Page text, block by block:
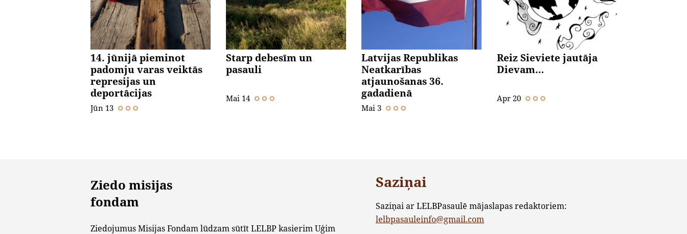
14. jūnijā pieminot
padomju varas veiktās
represijas un
deportācijas
Jūn 13
Starp debesīm un
pasauli
Mai 14
Latvijas Republikas
Neatkarības
atjaunošanas 36.
gadadienā
Mai 3
Reiz Sieviete jautāja
Dievam…
Apr 20
Ziedo misijas
fondam
Ziedojumus Misijas Fondam lūdzam sūtīt LELBP kasierim Uģim
Saziņai
Saziņai ar LELBPasaulē mājaslapas redaktoriem:
lelbpasauleinfo@gmail.com